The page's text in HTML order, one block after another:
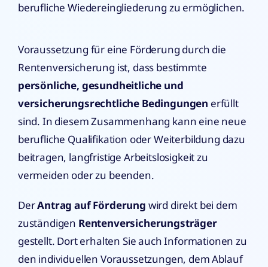
berufliche Wiedereingliederung zu ermöglichen.
Voraussetzung für eine Förderung durch die
Rentenversicherung ist, dass bestimmte
persönliche, gesundheitliche und
versicherungsrechtliche Bedingungen erfüllt
sind. In diesem Zusammenhang kann eine neue
berufliche Qualifikation oder Weiterbildung dazu
beitragen, langfristige Arbeitslosigkeit zu
vermeiden oder zu beenden.
DerAntrag auf Förderung wird direkt bei dem
zuständigen Rentenversicherungsträger
gestellt. Dort erhalten Sie auch Informationen zu
den individuellen Voraussetzungen, dem Ablauf